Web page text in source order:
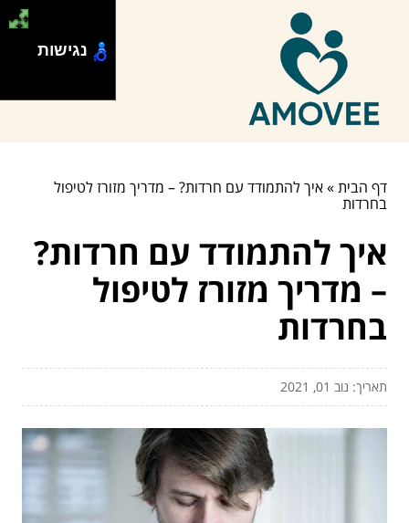
דף הבית»איך להתמודד עם חרדות? – מדריך מזורז לטיפול
בחרדות
איך להתמודד עם חרדות?
– מדריך מזורז לטיפול
בחרדות
תאריך: נוב 01, 2021
נגישות